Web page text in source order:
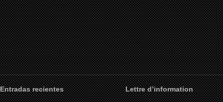
Entradas recientes Lettre d’information